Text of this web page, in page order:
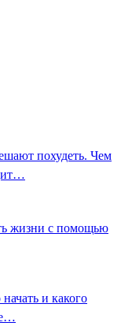
похудеть. Чем
жизни с помощью
и какого